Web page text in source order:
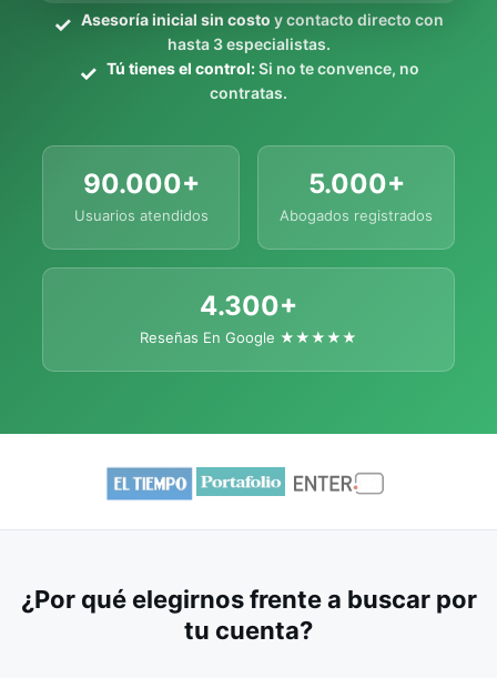
Asesoría inicial sin costo y contacto directo con
hasta 3 especialistas.
Tú tienes el control:Si no te convence, no
contratas.
90.000+
Usuarios atendidos
5.000+
Abogados registrados
4.300+
Reseñas En Google ★★★★★
¿Por qué elegirnos frente a buscar por
tu cuenta?